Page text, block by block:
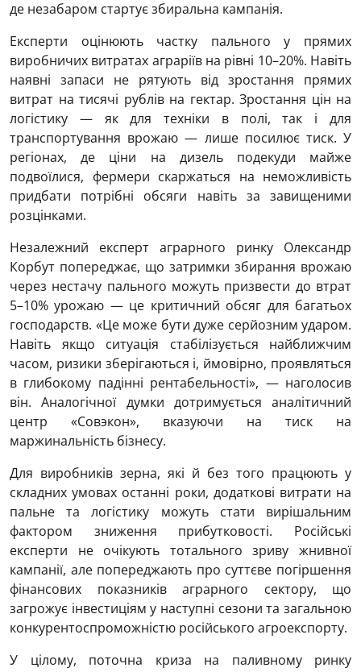
де незабаром стартує збиральна кампанія.
Експерти оцінюють частку пального у прямих
виробничих витратах аграріїв на рівні 10–20%. Навіть
наявні запаси не рятують від зростання прямих
витрат на тисячі рублів на гектар. Зростання цін на
логістику — як для техніки в полі, так і для
транспортування врожаю — лише посилює тиск. У
регіонах, де ціни на дизель подекуди майже
подвоїлися, фермери скаржаться на неможливість
придбати потрібні обсяги навіть за завищеними
розцінками.
Незалежний експерт аграрного ринку Олександр
Корбут попереджає, що затримки збирання врожаю
через нестачу пального можуть призвести до втрат
5–10% урожаю — це критичний обсяг для багатьох
господарств. «Це може бути дуже серйозним ударом.
Навіть якщо ситуація стабілізується найближчим
часом, ризики зберігаються і, ймовірно, проявляться
в глибокому падінні рентабельності», — наголосив
він. Аналогічної думки дотримується аналітичний
центр «Совэкон», вказуючи на тиск на
маржинальність бізнесу.
Для виробників зерна, які й без того працюють у
складних умовах останні роки, додаткові витрати на
пальне та логістику можуть стати вирішальним
фактором зниження прибутковості. Російські
експерти не очікують тотального зриву жнивної
кампанії, але попереджають про суттєве погіршення
фінансових показників аграрного сектору, що
загрожує інвестиціям у наступні сезони та загальною
конкурентоспроможністю російського агроекспорту.
У цілому, поточна криза на паливному ринку